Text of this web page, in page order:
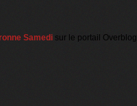
Samedi sur le portail Overblog